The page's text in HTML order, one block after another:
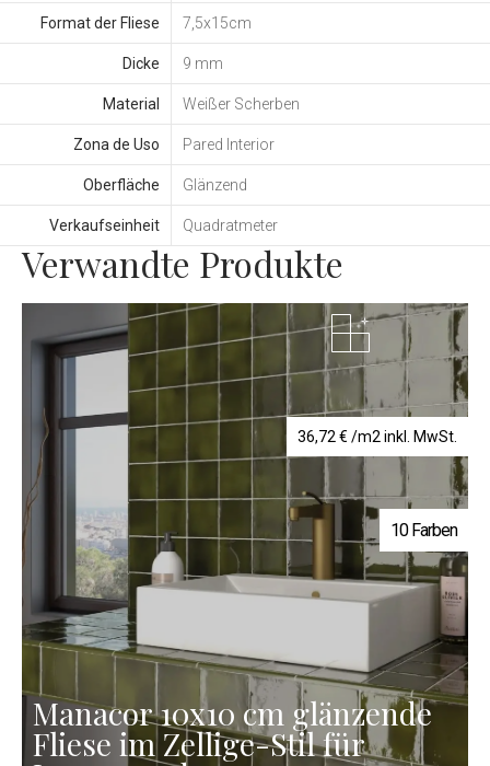
Format der Fliese 7,5x15cm
Dicke 9 mm
Material Weißer Scherben
Zona de Uso Pared Interior
Oberfläche Glänzend
Verkaufseinheit Quadratmeter
Verwandte Produkte
36,72 € /m2 inkl. MwSt.
10 Farben
Manacor 10x10 cm glänzende
Fliese im Zellige-Stil für